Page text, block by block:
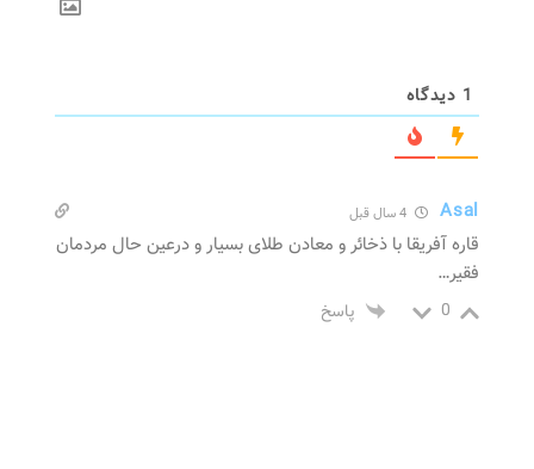
1 دیدگاه
Asal
قاره آفریقا با ذخائر و معادن طلای بسیار و درعین حال مردمان
فقیر…
0 پاسخ